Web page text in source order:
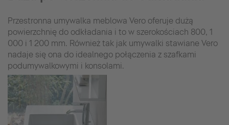
Przestronna umywalka meblowa Vero oferuje dużą
powierzchnię do odkładania i to w szerokościach 800, 1
000 i 1 200 mm. Również tak jak umywalki stawiane Vero
nadaje się ona do idealnego połączenia z szafkami
podumywalkowymi i konsolami.